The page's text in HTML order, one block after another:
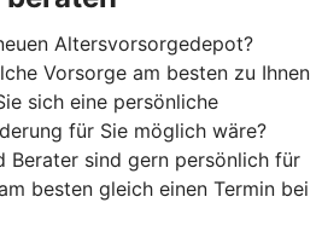
Altersvorsorgedepot?
Vorsorge am besten zu Ihnen
sich eine persönliche
für Sie möglich wäre?
Berater sind gern persönlich für
besten gleich einen Termin bei